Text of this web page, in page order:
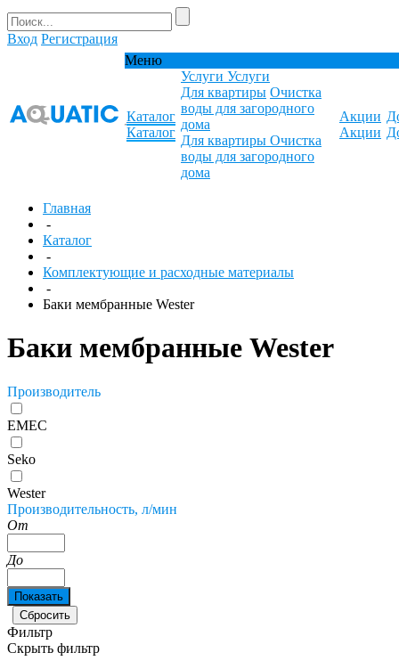
Вход Регистрация
Меню
Каталог
Каталог
Услуги Услуги
Для квартиры Очистка
воды для загородного
дома
Для квартиры Очистка
воды для загородного
дома
Акции
Акции
Главная
-
Каталог
-
Комплектующие и расходные материалы
-
Баки мембранные Wester
Баки мембранные Wester
Производитель
EMEC
Seko
Wester
Производительность, л/мин
От
До
Фильтр
Скрыть фильтр